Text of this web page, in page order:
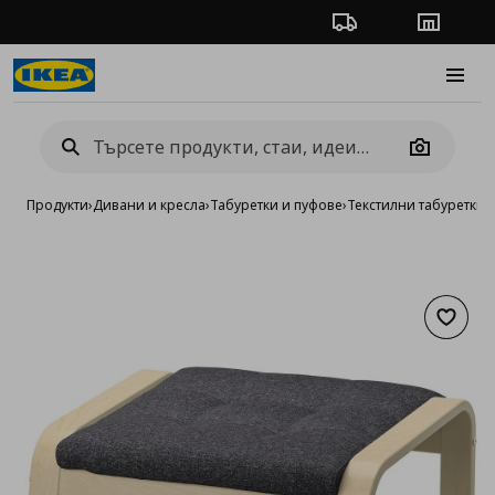
Проследяване на
Camera
Продукти›Дивани и кресла›Табуретки и пуфове›Текстилни табуретки